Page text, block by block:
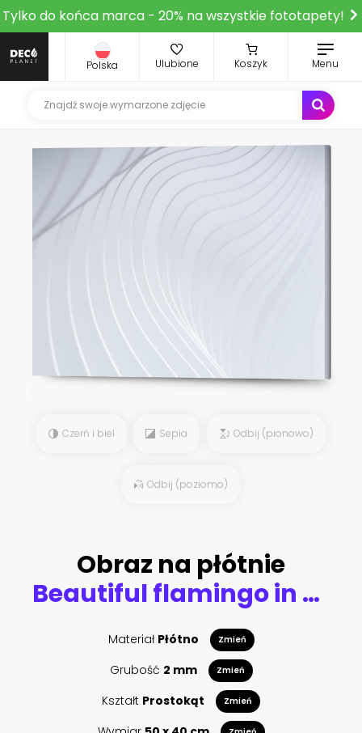
Tylko do końca marca - 20% na wszystkie fototapety!
Polska Ulubione Koszyk Menu
Czerń i biel Sepia Odbij (pionowo)
Odbij (poziomo)
Obraz na płótnie
Beautiful flamingo in pond
Materiał Płótno Zmień
Grubość 2 mm Zmień
Kształt Prostokąt Zmień